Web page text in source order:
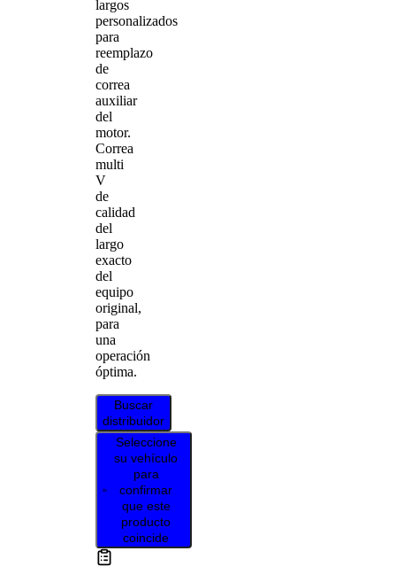
largos
personalizados
para
reemplazo
de
correa
auxiliar
del
motor.
Correa
multi
V
de
calidad
del
largo
exacto
del
equipo
original,
para
una
operación
óptima.
Buscar
distribuidor
Seleccione
su vehículo
para
confirmar
que este
producto
coincide